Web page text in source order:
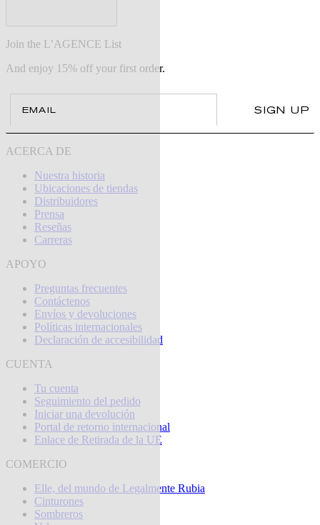
Join the L’AGENCE List
And enjoy 15% off your first order.
SIGN UP
ACERCA DE
Nuestra historia
Ubicaciones de tiendas
Distribuidores
Prensa
Reseñas
Carreras
APOYO
Preguntas frecuentes
Contáctenos
Envíos y devoluciones
Políticas internacionales
Declaración de accesibilidad
CUENTA
Tu cuenta
Seguimiento del pedido
Iniciar una devolución
Portal de retorno internacional
Enlace de Retirada de la UE
COMERCIO
Elle, del mundo de Legalmente Rubia
Cinturones
Sombreros